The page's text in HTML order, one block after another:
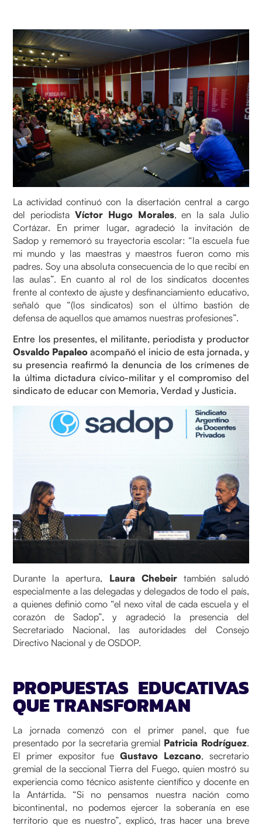
La actividad continuó con la disertación central a cargo
del periodista Víctor Hugo Morales, en la sala Julio
Cortázar. En primer lugar, agradeció la invitación de
Sadop y rememoró su trayectoria escolar: “la escuela fue
mi mundo y las maestras y maestros fueron como mis
padres. Soy una absoluta consecuencia de lo que recibí en
las aulas”. En cuanto al rol de los sindicatos docentes
frente al contexto de ajuste y desfinanciamiento educativo,
señaló que “(los sindicatos) son el último bastión de
defensa de aquellos que amamos nuestras profesiones”.
Entre los presentes, el militante, periodista y productor
Osvaldo Papaleo acompañó el inicio de esta jornada, y
su presencia reafirmó la denuncia de los crímenes de
la última dictadura cívico-militar y el compromiso del
sindicato de educar con Memoria, Verdad y Justicia.
Durante la apertura, Laura Chebeirtambién saludó
especialmente a las delegadas y delegados de todo el país,
a quienes definió como “el nexo vital de cada escuela y el
corazón de Sadop”, y agradeció la presencia del
Secretariado Nacional, las autoridades del Consejo
Directivo Nacional y de OSDOP.
PROPUESTAS EDUCATIVAS
QUE TRANSFORMAN
La jornada comenzó con el primer panel, que fue
presentado por la secretaria gremial Patricia Rodríguez.
El primer expositor fue Gustavo Lezcano, secretario
gremial de la seccional Tierra del Fuego, quien mostró su
experiencia como técnico asistente científico y docente en
la Antártida. “Si no pensamos nuestra nación como
bicontinental, no podemos ejercer la soberanía en ese
territorio que es nuestro”, explicó, tras hacer una breve